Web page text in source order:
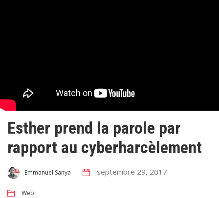
Esther prend la parole par
rapport au cyberharcèlement
Emmanuel Sanya septembre 29, 2017
Web